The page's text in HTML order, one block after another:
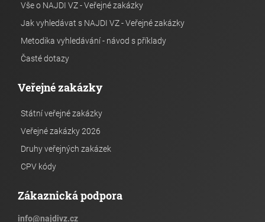
Vše o NAJDI VZ - Veřejné zakázky
Jak vyhledávat s NAJDI VZ - Veřejné zakázky
Metodika vyhledávání - návod s příklady
Časté dotazy
Veřejné zakázky
Státní veřejné zakázky
Veřejné zakázky 2026
Druhy veřejných zakázek
CPV kódy
Zákaznická podpora
info@najdivz.cz